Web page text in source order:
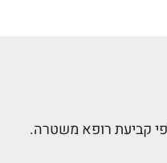
קביעת רופא משטרה.